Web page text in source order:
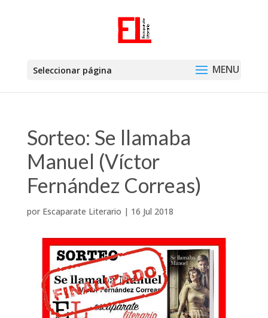
Seleccionar página
Sorteo: Se llamaba
Manuel (Víctor
Fernández Correas)
por Escaparate Literario | 16 Jul 2018